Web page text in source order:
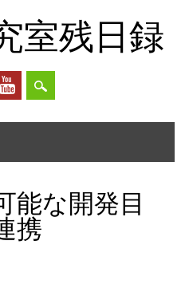
室残日録
能な開発目
携